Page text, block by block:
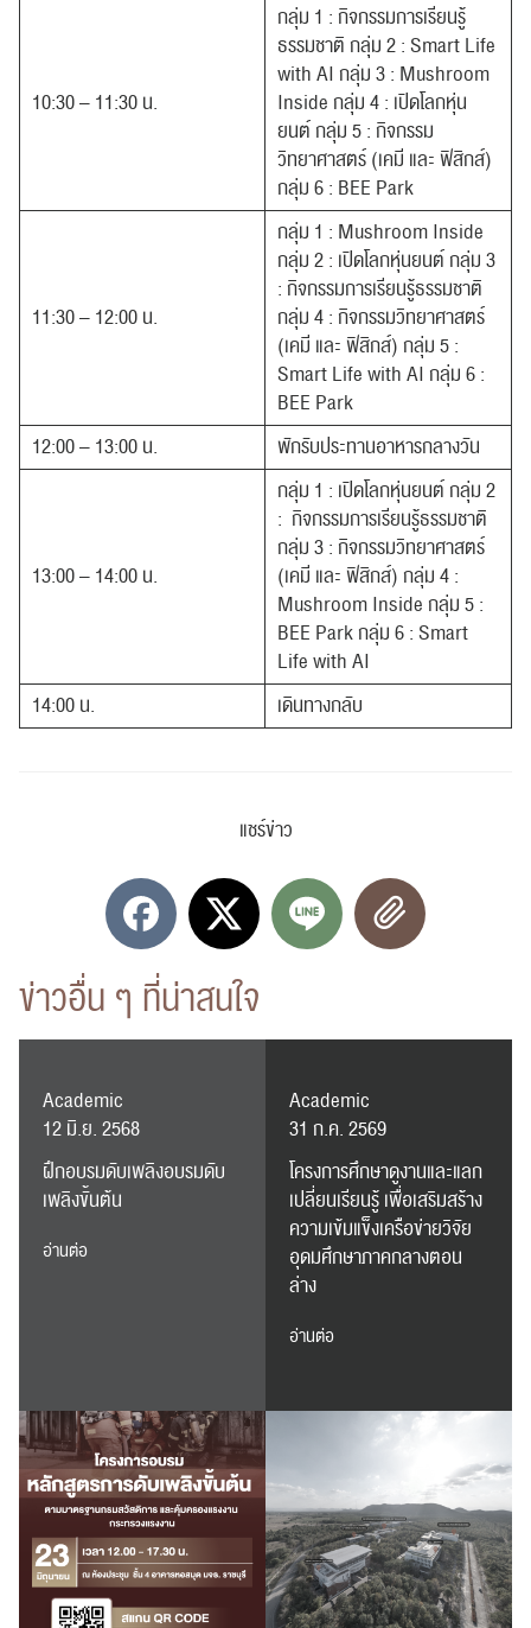
ค้นหา
10:30 – 11:30 น.
กลุ่ม 1 : กิจกรรมการเรียนรู้
ธรรมชาติ กลุ่ม 2 : Smart Life
with AI กลุ่ม 3 : Mushroom
Inside กลุ่ม 4 : เปิดโลกหุ่น
ยนต์ กลุ่ม 5 : กิจกรรม
วิทยาศาสตร์ (เคมี และ ฟิสิกส์)
กลุ่ม 6 : BEE Park
11:30 – 12:00 น.
กลุ่ม 1 : Mushroom Inside
กลุ่ม 2 : เปิดโลกหุ่นยนต์ กลุ่ม 3
: กิจกรรมการเรียนรู้ธรรมชาติ
กลุ่ม 4 : กิจกรรมวิทยาศาสตร์
(เคมี และ ฟิสิกส์) กลุ่ม 5 :
Smart Life with AI กลุ่ม 6 :
BEE Park
12:00 – 13:00 น.
พักรับประทานอาหารกลางวัน
13:00 – 14:00 น.
กลุ่ม 1 : เปิดโลกหุ่นยนต์ กลุ่ม 2
: กิจกรรมการเรียนรู้ธรรมชาติ
กลุ่ม 3 : กิจกรรมวิทยาศาสตร์
(เคมี และ ฟิสิกส์) กลุ่ม 4 :
Mushroom Inside กลุ่ม 5 :
BEE Park กลุ่ม 6 : Smart
Life with AI
14:00 น.
เดินทางกลับ
แชร์ข่าว
ข่าวอื่น ๆ ที่น่าสนใจ
Academic
12 มิ.ย. 2568
ฝึกอบรมดับเพลิงอบรมดับ
เพลิงขั้นต้น
อ่านต่อ
Academic
31 ก.ค. 2569
โครงการศึกษาดูงานและแลก
เปลี่ยนเรียนรู้ เพื่อเสริมสร้าง
ความเข้มแข็งเครือข่ายวิจัย
อุดมศึกษาภาคกลางตอน
ล่าง
อ่านต่อ
RC Activity
ส่งข่าวประชาสัมพันธ์
ปฏิทิน
ส่งข่าวประชาสัมพันธ์